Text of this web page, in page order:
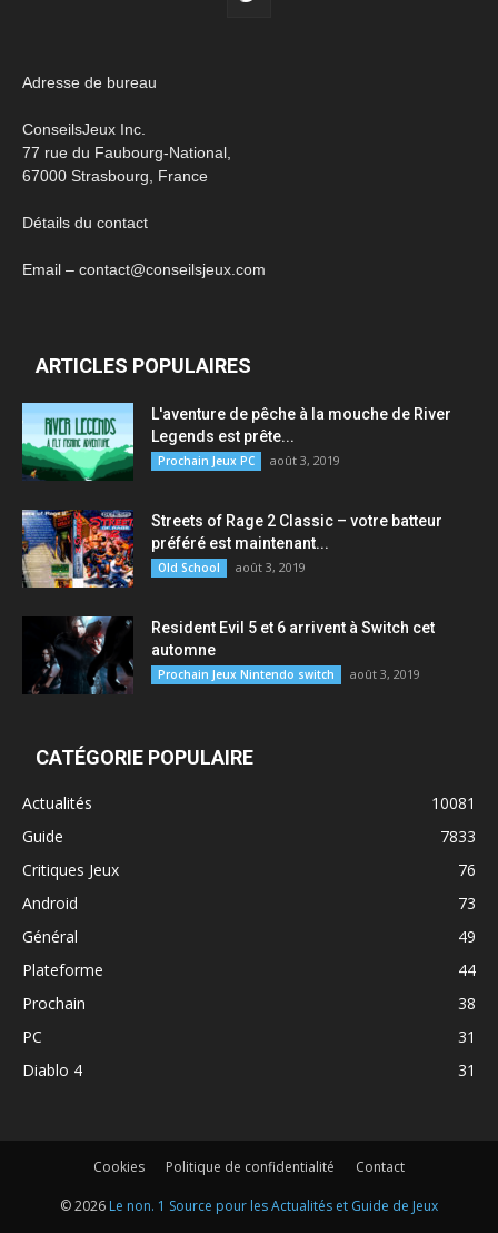
Adresse de bureau
ConseilsJeux Inc.
77 rue du Faubourg-National,
67000 Strasbourg, France
Détails du contact
Email – contact@conseilsjeux.com
ARTICLES POPULAIRES
L'aventure de pêche à la mouche de River
Legends est prête...
Prochain Jeux PC août 3, 2019
Streets of Rage 2 Classic – votre batteur
préféré est maintenant...
Old School août 3, 2019
Resident Evil 5 et 6 arrivent à Switch cet
automne
Prochain Jeux Nintendo switch août 3, 2019
CATÉGORIE POPULAIRE
Actualités
10081
Guide
7833
Critiques Jeux
76
Android
73
Général
49
Plateforme
44
Prochain
38
PC
31
Diablo 4
31
Cookies Politique de confidentialité Contact
© 2026 Le non. 1 Source pour les Actualités et Guide de Jeux